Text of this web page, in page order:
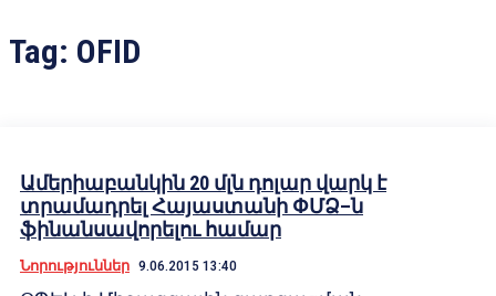
Tag: OFID
Ամերիաբանկին 20 մլն դոլար վարկ է
տրամադրել Հայաստանի ՓՄՁ–ն
ֆինանսավորելու համար
Նորություններ 9.06.2015 13:40